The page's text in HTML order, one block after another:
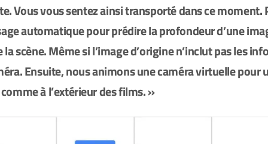
Vous vous sentez ainsi transporté dans ce moment.
automatique pour prédire la profondeur d’une
scène. Même si l’image d’origine n’inclut pas les
Ensuite, nous animons une caméra virtuelle pour
à l’extérieur des films. »